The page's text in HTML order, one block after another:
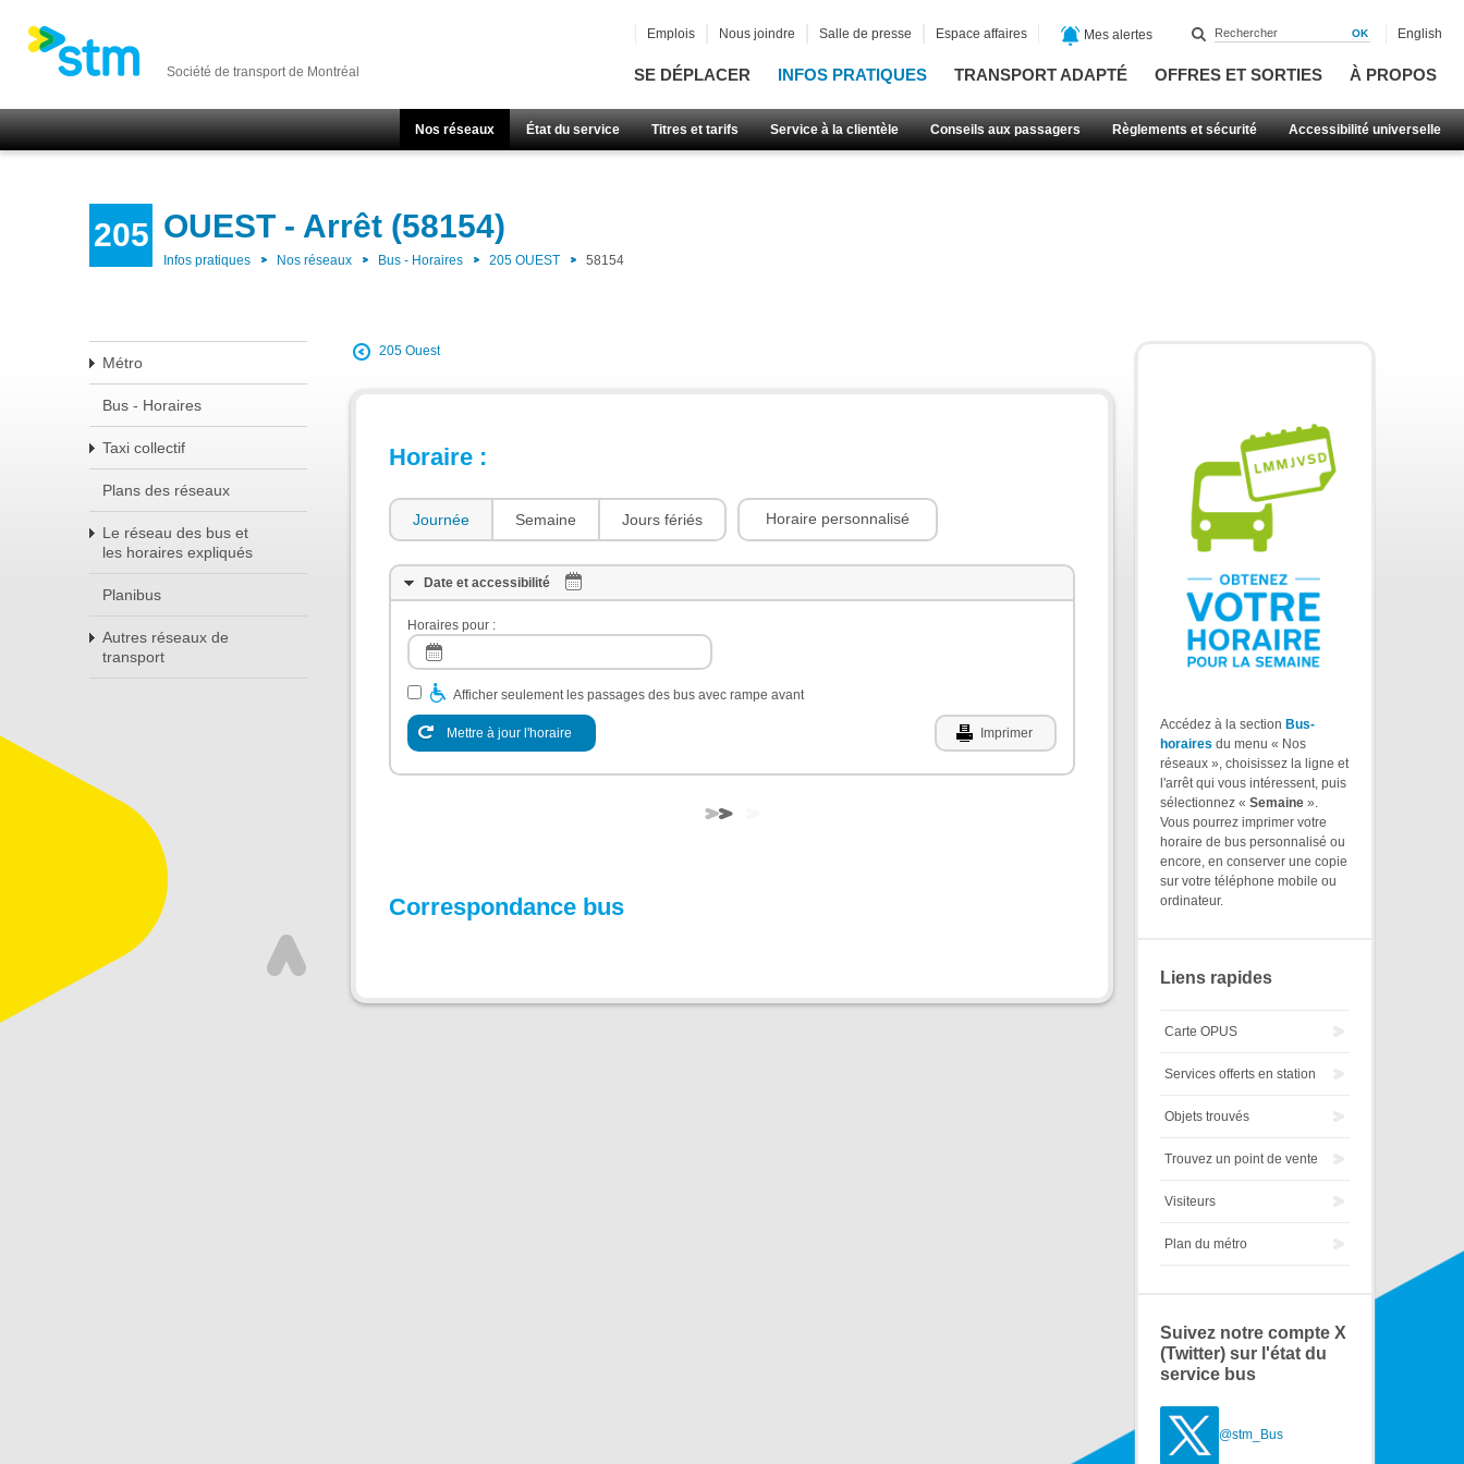
Société de transport de Montréal SE DÉPLACER INFOS PRATIQUES TRANSPORT ADAPTÉ OFFRES ET SORTIES À PROPOS
Nos réseaux État du service Titres et tarifs Service à la clientèle Conseils aux passagers Règlements et sécurité Accessibilité universelle
Emplois Nous joindre Salle de presse Espace affaires Mes alertes English
205 OUEST - Arrêt (58154)
Infos pratiques Nos réseaux Bus - Horaires 205 OUEST 58154
Métro
Bus - Horaires
Taxi collectif
Plans des réseaux
Le réseau des bus et
les horaires expliqués
Planibus
Autres réseaux de
transport
205 Ouest
Horaire :
Journée Semaine Jours fériés Horaire personnalisé
Date et accessibilité
Horaires pour :
Afficher seulement les passages des bus avec rampe avant
Mettre à jour l'horaire Imprimer
Correspondance bus
Accédez à la section Bus-
horaires du menu « Nos
réseaux », choisissez la ligne et
l'arrêt qui vous intéressent, puis
sélectionnez « Semaine ».
Vous pourrez imprimer votre
horaire de bus personnalisé ou
encore, en conserver une copie
sur votre téléphone mobile ou
ordinateur.
Liens rapides
Carte OPUS
Services offerts en station
Objets trouvés
Trouvez un point de vente
Visiteurs
Plan du métro
Suivez notre compte X
(Twitter) sur l'état du
service bus
@stm_Bus